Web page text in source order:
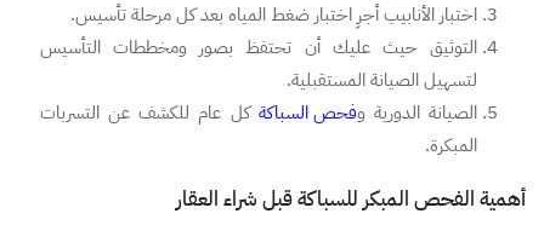
اختبار الأنابيب أجرِ اختبار ضغط المياه بعد كل مرحلة تأسيس.
التوثيق حيث عليك أن تحتفظ بصور ومخططات التأسيس
لتسهيل الصيانة المستقبلية.
الصيانة الدورية وفحص السباكة كل عام للكشف عن التسربات
المبكرة.
أهمية الفحص المبكر للسباكة قبل شراء العقار